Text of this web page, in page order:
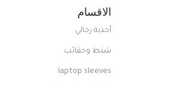
الاقسام
أحذية رجالي
شنط وحقائب
laptop sleeves